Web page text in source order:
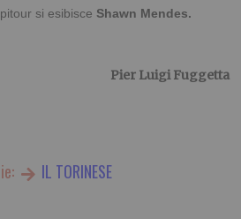
si esibisce Shawn Mendes.
Pier Luigi Fuggetta
IL TORINESE